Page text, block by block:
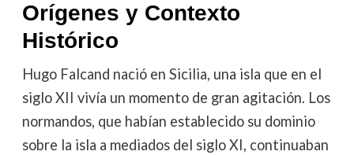
Orígenes y Contexto
Histórico
Hugo Falcand nació en Sicilia, una isla que en el
siglo XII vivía un momento de gran agitación. Los
normandos, que habían establecido su dominio
sobre la isla a mediados del siglo XI, continuaban